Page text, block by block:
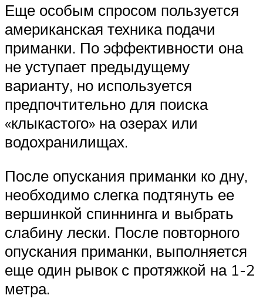
Еще особым спросом пользуется
американская техника подачи
приманки. По эффективности она
не уступает предыдущему
варианту, но используется
предпочтительно для поиска
«клыкастого» на озерах или
водохранилищах.
После опускания приманки ко дну,
необходимо слегка подтянуть ее
вершинкой спиннинга и выбрать
слабину лески. После повторного
опускания приманки, выполняется
еще один рывок с протяжкой на 1-2
метра.